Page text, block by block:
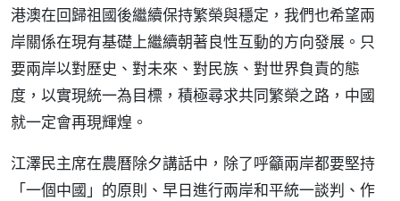
港澳在回歸祖國後繼續保持繁榮與穩定，我們也希望兩
岸關係在現有基礎上繼續朝著良性互動的方向發展。只
要兩岸以對歷史、對未來、對民族、對世界負責的態
度，以實現統一為目標，積極尋求共同繁榮之路，中國
就一定會再現輝煌。
江澤民主席在農曆除夕講話中，除了呼籲兩岸都要堅持
「一個中國」的原則、早日進行兩岸和平統一談判、作